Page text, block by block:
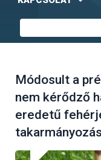
Módosult a
nem kérődző
eredetű